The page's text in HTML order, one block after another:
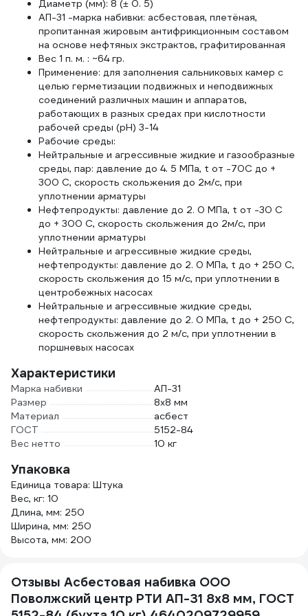
Диаметр (мм): 8 (± 0. 5)
АП-31 -марка набивки: асбестовая, плетёная,
пропитанная жировым антифрикционным составом
на основе нефтяных экстрактов, графитированная
Вес 1 п. м. : ~64 гр.
Применение: для заполнения сальниковых камер с
целью герметизации подвижных и неподвижных
соединений различных машин и аппаратов,
работающих в разных средах при кислотности
рабочей среды (pH) 3-14
Рабочие среды:
Нейтральные и агрессивные жидкие и газообразные
среды, пар: давление до 4. 5 МПа, t от -70С до +
300 С, скорость скольжения до 2м/с, при
уплотнении арматуры
Нефтепродукты: давление до 2. 0 МПа, t от -30 С
до + 300 С, скорость скольжения до 2м/с, при
уплотнении арматуры
Нейтральные и агрессивные жидкие среды,
нефтепродукты: давление до 2. 0 МПа, t до + 250 С,
скорость скольжения до 15 м/с, при уплотнении в
центробежных насосах
Нейтральные и агрессивные жидкие среды,
нефтепродукты: давление до 2. 0 МПа, t до + 250 С,
скорость скольжения до 2 м/с, при уплотнении в
поршневых насосах
Характеристики
Марка набивки
АП-31
Размер
8х8 мм
Материал
асбест
ГОСТ
5152-84
Вес нетто
10 кг
Упаковка
Единица товара: Штука
Вес, кг: 10
Длина, мм: 250
Ширина, мм: 250
Высота, мм: 200
Отзывы Асбестовая набивка ООО
Поволжский центр РТИ АП-31 8x8 мм, ГОСТ